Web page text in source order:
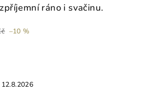
ráno i svačinu.
–10 %
12.8.2026